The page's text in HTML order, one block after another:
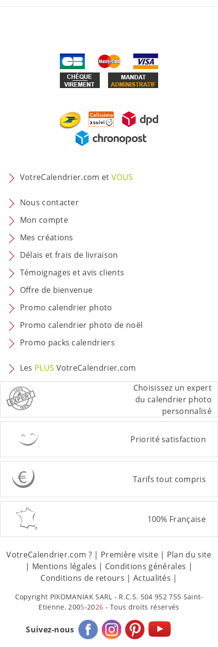
VotreCalendrier.com etVOUS
Nous contacter
Mon compte
Mes créations
Délais et frais de livraison
Témoignages et avis clients
Offre de bienvenue
Promo calendrier photo
Promo calendrier photo de noël
Promo packs calendriers
Les PLUS VotreCalendrier.com
Choisissez un expert
du calendrier photo
personnalisé
Priorité satisfaction
Tarifs tout compris
100% Française
VotreCalendrier.com ? | Première visite| Plan du site
| Mentions légales | Conditions générales |
Conditions de retours | Actualités |
Copyright PIXOMANIAK SARL - R.C.S. 504 952 755 Saint-
Etienne, 2005-2026 - Tous droits réservés
Suivez-nous